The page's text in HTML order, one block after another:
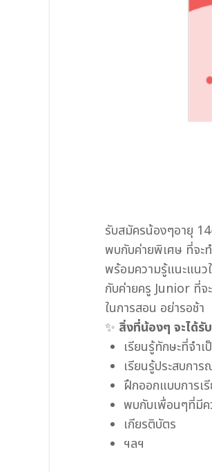
รับสมัครน้องๆอายุ
พบกับค่ายพิเศษ ที่จะ
พร้อมความรู้แนะแนว
กับค่ายครู Junior ที่จ
ในการสอน อย่ารอช้า
✨ สิ่งที่น้องๆ จะได้รั
เรียนรู้ทักษะที่จำ
เรียนรู้ประสบการ
ฝึกออกแบบการเ
พบกับเพื่อนๆที่มีค
เกียรติบัตร
ฯลฯ